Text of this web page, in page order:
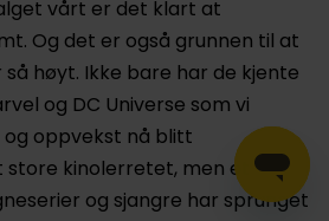
vårt er det klart at
Og det er også grunnen til at
høyt. Ikke bare har de kjente
og DC Universe som vi
oppvekst nå blitt
kinolerretet, men et
og sjangre har sprunget